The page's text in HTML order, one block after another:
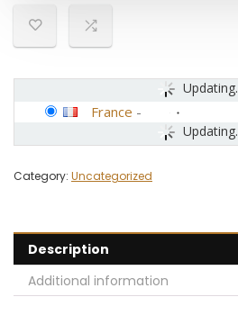
France -
Category: Uncategorized
Description
Additional information